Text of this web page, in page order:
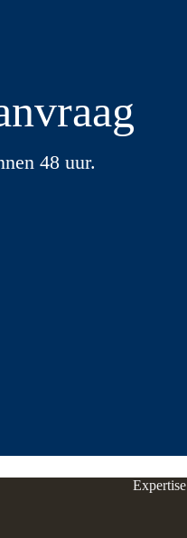
48 uur.
Expertise